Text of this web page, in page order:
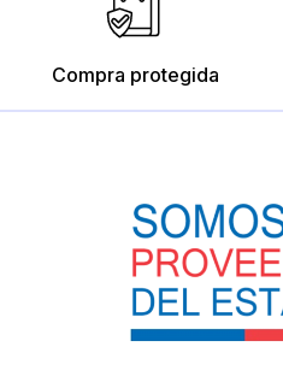
Compra protegida